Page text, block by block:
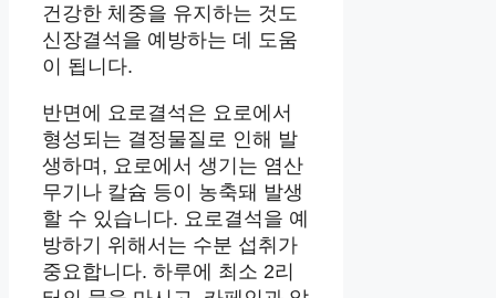
건강한 체중을 유지하는 것도
신장결석을 예방하는 데 도움
이 됩니다.
반면에 요로결석은 요로에서
형성되는 결정물질로 인해 발
생하며, 요로에서 생기는 염산
무기나 칼슘 등이 농축돼 발생
할 수 있습니다. 요로결석을 예
방하기 위해서는 수분 섭취가
중요합니다. 하루에 최소 2리